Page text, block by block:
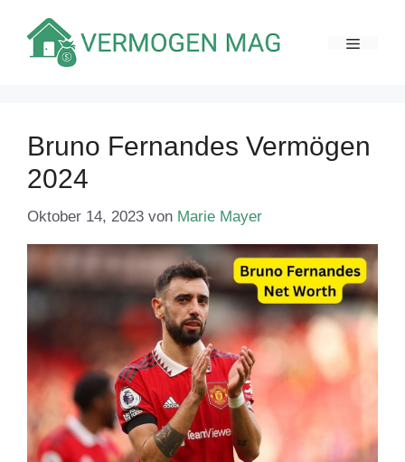
Inhalt
springen
Bruno Fernandes Vermögen
2024
Oktober 14, 2023 von Marie Mayer